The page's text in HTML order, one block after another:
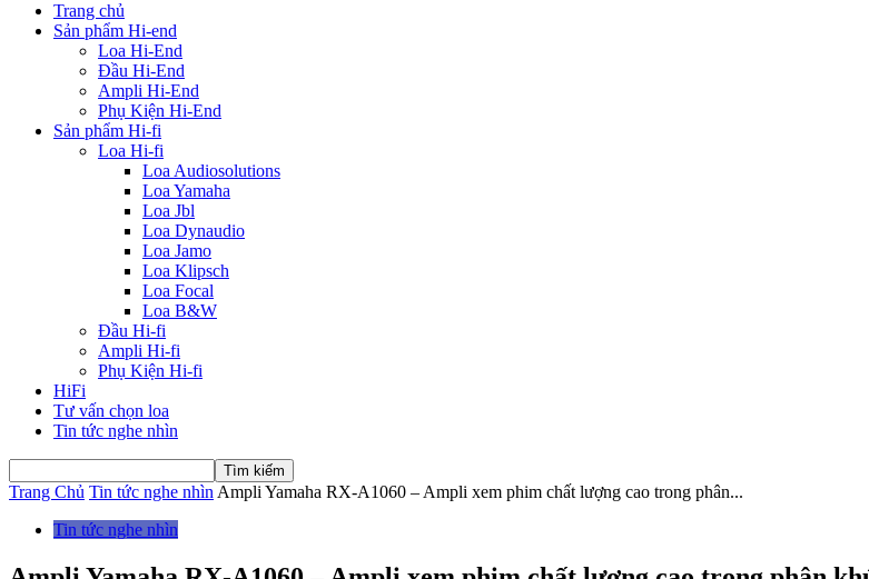
Trang chủ
Sản phẩm Hi-end
Loa Hi-End
Đầu Hi-End
Ampli Hi-End
Phụ Kiện Hi-End
Sản phẩm Hi-fi
Loa Hi-fi
Loa Audiosolutions
Loa Yamaha
Loa Jbl
Loa Dynaudio
Loa Jamo
Loa Klipsch
Loa Focal
Loa B&W
Đầu Hi-fi
Ampli Hi-fi
Phụ Kiện Hi-fi
HiFi
Tư vấn chọn loa
Tin tức nghe nhìn
Trang Chủ Tin tức nghe nhìn Ampli Yamaha RX-A1060 – Ampli xem phim chất lượng cao trong phân...
Tin tức nghe nhìn